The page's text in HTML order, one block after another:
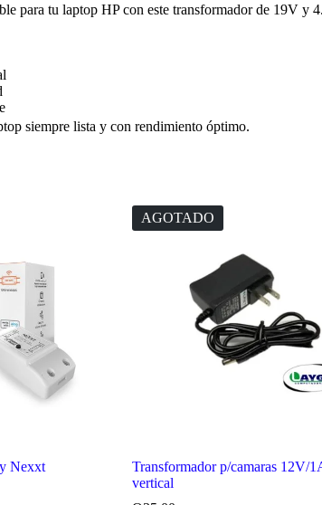
para tu laptop HP con este transformador de 19V
siempre lista y con rendimiento óptimo.
Nexxt
AGOTADO
Transformador p/camaras 12V/
vertical